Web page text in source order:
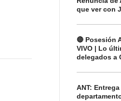
que ver con
🔴 Posesión
VIVO | Lo
delegados a
ANT: